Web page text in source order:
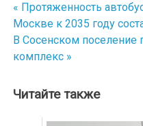
Навигация
по
записям
« Протяженность
Москве к 2035 году
В Сосенском поселение
комплекс »
Читайте также